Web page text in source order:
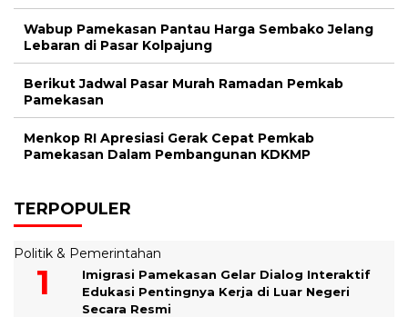
Wabup Pamekasan Pantau Harga Sembako Jelang
Lebaran di Pasar Kolpajung
Berikut Jadwal Pasar Murah Ramadan Pemkab
Pamekasan
Menkop RI Apresiasi Gerak Cepat Pemkab
Pamekasan Dalam Pembangunan KDKMP
TERPOPULER
Politik & Pemerintahan
Imigrasi Pamekasan Gelar Dialog Interaktif
Edukasi Pentingnya Kerja di Luar Negeri
Secara Resmi